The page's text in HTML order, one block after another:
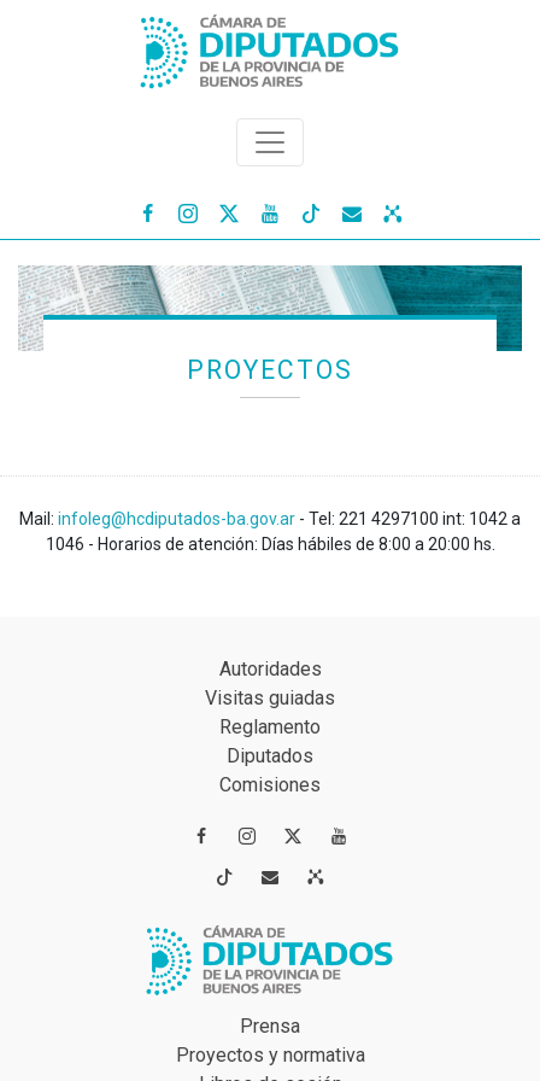
   
PROYECTOS
Mail: infoleg@hcdiputados-ba.gov.ar - Tel: 221 4297100 int: 1042 a
1046 - Horarios de atención: Días hábiles de 8:00 a 20:00 hs.
Autoridades
Visitas guiadas
Reglamento
Diputados
Comisiones
 
 
Prensa
Proyectos y normativa